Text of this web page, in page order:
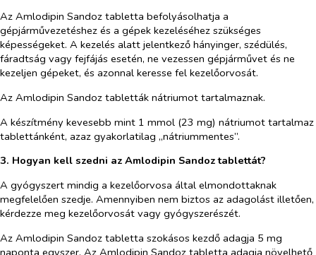
Az Amlodipin Sandoz tabletta befolyásolhatja a
gépjárművezetéshez és a gépek kezeléséhez szükséges
képességeket. A kezelés alatt jelentkező hányinger, szédülés,
fáradtság vagy fejfájás esetén, ne vezessen gépjárművet és ne
kezeljen gépeket, és azonnal keresse fel kezelőorvosát.
Az Amlodipin Sandoz tabletták nátriumot tartalmaznak.
A készítmény kevesebb mint 1 mmol (23 mg) nátriumot tartalmaz
tablettánként, azaz gyakorlatilag „nátriummentes”.
3. Hogyan kell szedni az Amlodipin Sandoz tablettát?
A gyógyszert mindig a kezelőorvosa által elmondottaknak
megfelelően szedje. Amennyiben nem biztos az adagolást illetően,
kérdezze meg kezelőorvosát vagy gyógyszerészét.
Az Amlodipin Sandoz tabletta szokásos kezdő adagja 5 mg
naponta egyszer. Az Amlodipin Sandoz tabletta adagja növelhető